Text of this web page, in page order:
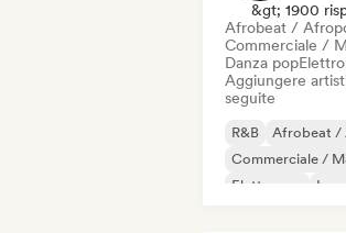
&gt; 1900
Afrobeat /
Commerciale /
Danza pop
Aggiungere
seguite
R&B
Afrobeat /
Commerciale /
Elettropop